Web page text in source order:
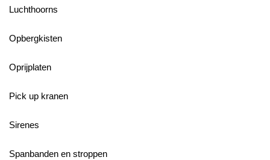
Luchthoorns
Opbergkisten
Oprijplaten
Pick up kranen
Sirenes
Spanbanden en stroppen